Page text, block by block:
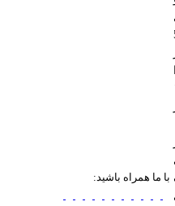
ما همراه باشید: